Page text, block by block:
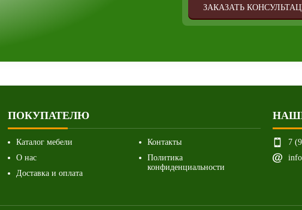
ЗАКАЗАТЬ
ПОКУПАТЕЛЮ
Каталог мебели
О нас
Доставка и оплата
Контакты
Политика
конфиденциальности
7